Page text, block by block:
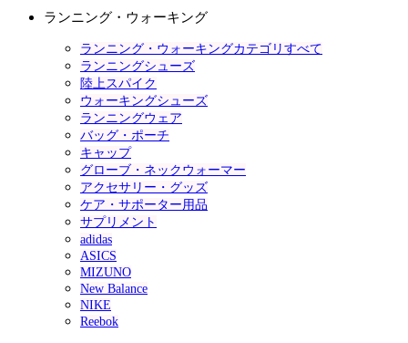
ランニング・ウォーキング
ランニング・ウォーキングカテゴリすべて
ランニングシューズ
陸上スパイク
ウォーキングシューズ
ランニングウェア
バッグ・ポーチ
キャップ
グローブ・ネックウォーマー
アクセサリー・グッズ
ケア・サポーター用品
サプリメント
adidas
ASICS
MIZUNO
New Balance
NIKE
Reebok